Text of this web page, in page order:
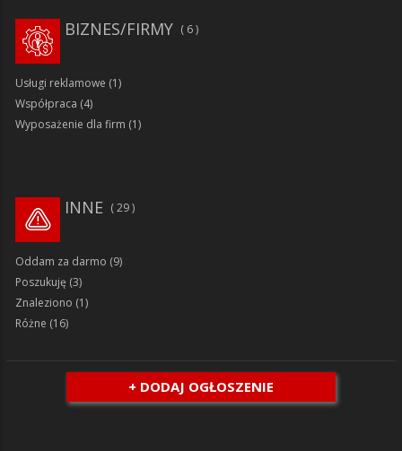
6
BIZNES/FIRMY
Usługi reklamowe (1)
Współpraca (4)
Wyposażenie dla firm (1)
29
INNE
Oddam za darmo (9)
Poszukuję (3)
Znaleziono (1)
Różne (16)
+ DODAJ OGŁOSZENIE